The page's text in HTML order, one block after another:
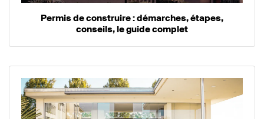
Permis de construire : démarches, étapes,
conseils, le guide complet